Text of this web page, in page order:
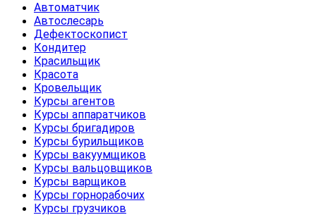
Автоматчик
Автослесарь
Дефектоскопист
Кондитер
Красильщик
Красота
Кровельщик
Курсы агентов
Курсы аппаратчиков
Курсы бригадиров
Курсы бурильщиков
Курсы вакуумщиков
Курсы вальцовщиков
Курсы варщиков
Курсы горнорабочих
Курсы грузчиков